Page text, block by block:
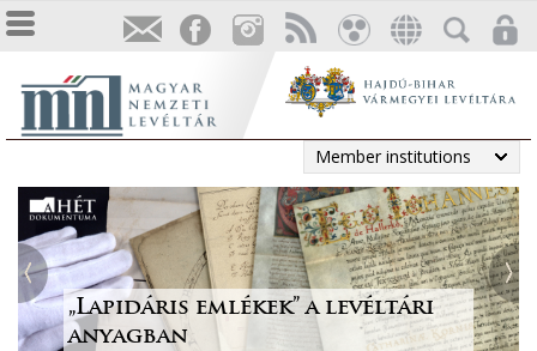
Member institutions
Irodalmi folyóiratok helyzete
1986-ban
Megjelent a Levéltári
Közlemények 2025. évi száma
„Lapidáris emlékek” a levéltári
anyagban
ArchívNet 2026/2.
Tájékoztatás a Pest vármegyei
állami anyakönyvi
másodpéldányok online
közzétételéről